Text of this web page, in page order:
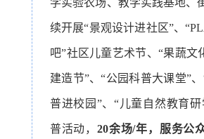
学实验农场、教学实践基地、
续开展“景观设计进社区”、
吧”社区儿童艺术节、“果蔬文
建造节”、“公园科普大课堂”
普进校园”、“儿童自然教育
普活动，20余场/年，服务公